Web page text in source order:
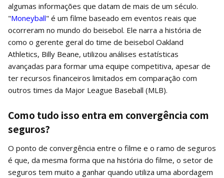
algumas informações que datam de mais de um século.
"Moneyball" é um filme baseado em eventos reais que
ocorreram no mundo do beisebol. Ele narra a história de
como o gerente geral do time de beisebol Oakland
Athletics, Billy Beane, utilizou análises estatísticas
avançadas para formar uma equipe competitiva, apesar de
ter recursos financeiros limitados em comparação com
outros times da Major League Baseball (MLB).
Como tudo isso entra em convergência com
seguros?
O ponto de convergência entre o filme e o ramo de seguros
é que, da mesma forma que na história do filme, o setor de
seguros tem muito a ganhar quando utiliza uma abordagem